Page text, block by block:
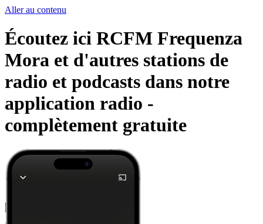
Aller au contenu
Écoutez ici RCFM Frequenza
Mora et d'autres stations de
radio et podcasts dans notre
application radio -
complètement gratuite